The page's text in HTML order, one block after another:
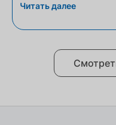
Читать далее